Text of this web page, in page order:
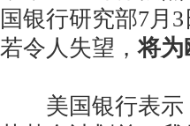
国银行研究部7月
若令人失望，将为
美国银行表示